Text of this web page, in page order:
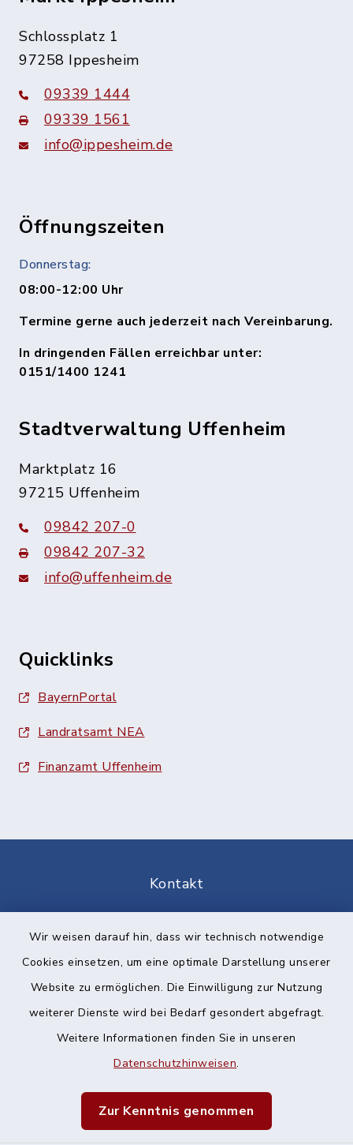
Wir weisen darauf hin, dass wir technisch notwendige
Cookies einsetzen, um eine optimale Darstellung unserer
Website zu ermöglichen. Die Einwilligung zur Nutzung
weiterer Dienste wird bei Bedarf gesondert abgefragt.
Weitere Informationen finden Sie in unseren
Datenschutzhinweisen.
Zur Kenntnis genommen
Schlossplatz 1
97258 Ippesheim
09339 1444
09339 1561
info@ippesheim.de
Öffnungszeiten
Donnerstag:
08:00-12:00 Uhr
Termine gerne auch jederzeit nach Vereinbarung.
In dringenden Fällen erreichbar unter:
0151/1400 1241
Stadtverwaltung Uffenheim
Marktplatz 16
97215 Uffenheim
09842 207-0
09842 207-32
info@uffenheim.de
Quicklinks
BayernPortal
Landratsamt NEA
Finanzamt Uffenheim
Kontakt
Datenschutz
Impressum
Sitemap
Cookie-Einstellungen